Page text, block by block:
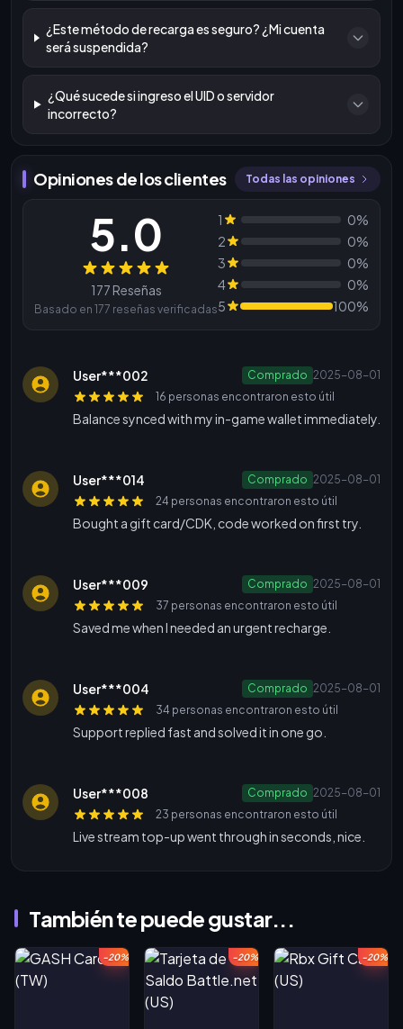
¿Este método de recarga es seguro? ¿Mi cuenta
será suspendida?
¿Qué sucede si ingreso el UID o servidor
incorrecto?
Opiniones de los clientes Todas las opiniones
Reseñas
5.0
177 Reseñas
Basado en 177 reseñas verificadas
1
0%
2
0%
3
0%
4
0%
5
100%
User***002 Comprado 2025-08-01
16 personas encontraron esto útil
Balance synced with my in-game wallet immediately.
User***014 Comprado 2025-08-01
24 personas encontraron esto útil
Bought a gift card/CDK, code worked on first try.
User***009 Comprado 2025-08-01
37 personas encontraron esto útil
Saved me when I needed an urgent recharge.
User***004 Comprado 2025-08-01
34 personas encontraron esto útil
Support replied fast and solved it in one go.
User***008 Comprado 2025-08-01
23 personas encontraron esto útil
Live stream top-up went through in seconds, nice.
También te puede gustar...
-20% -20% -20%